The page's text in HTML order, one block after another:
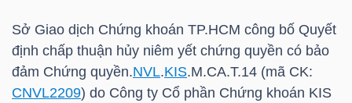
Sở Giao dịch Chứng khoán TP.HCM công bố Quyết
định chấp thuận hủy niêm yết chứng quyền có bảo
đảm Chứng quyền.NVL.KIS.M.CA.T.14 (mã CK:
CNVL2209) do Công ty Cổ phần Chứng khoán KIS
BẤT